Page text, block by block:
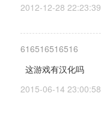
2012-12-28 22:23:39
616516516516
这游戏有汉化吗
2015-06-14 23:00:58